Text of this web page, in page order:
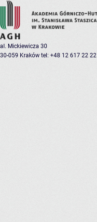
al. Mickiewicza 30
30-059 Kraków tel: +48 12 617 22 22